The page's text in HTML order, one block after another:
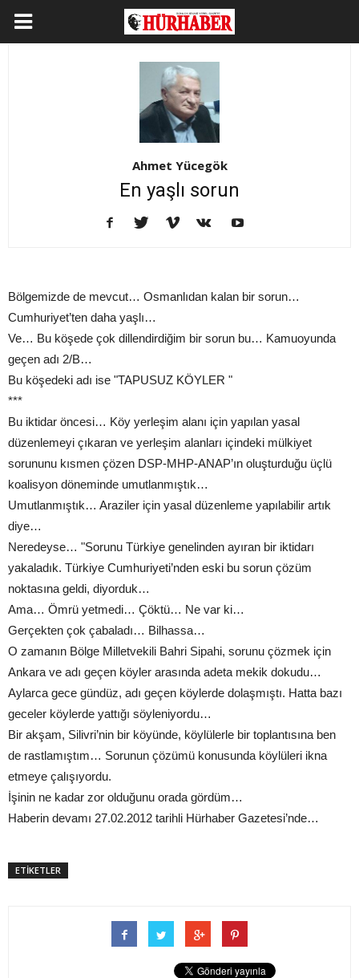
Ahmet Yücegök
En yaşlı sorun
Bölgemizde de mevcut… Osmanlıdan kalan bir sorun…
Cumhuriyet’ten daha yaşlı…
Ve… Bu köşede çok dillendirdiğim bir sorun bu… Kamuoyunda
geçen adı 2/B…
Bu köşedeki adı ise "TAPUSUZ KÖYLER "
***
Bu iktidar öncesi… Köy yerleşim alanı için yapılan yasal
düzenlemeyi çıkaran ve yerleşim alanları içindeki mülkiyet
sorununu kısmen çözen DSP-MHP-ANAP’ın oluşturduğu üçlü
koalisyon döneminde umutlanmıştık…
Umutlanmıştık… Araziler için yasal düzenleme yapılabilir artık
diye…
Neredeyse… "Sorunu Türkiye genelinden ayıran bir iktidarı
yakaladık. Türkiye Cumhuriyeti’nden eski bu sorun çözüm
noktasına geldi, diyorduk…
Ama… Ömrü yetmedi… Çöktü… Ne var ki…
Gerçekten çok çabaladı… Bilhassa…
O zamanın Bölge Milletvekili Bahri Sipahi, sorunu çözmek için
Ankara ve adı geçen köyler arasında adeta mekik dokudu…
Aylarca gece gündüz, adı geçen köylerde dolaşmıştı. Hatta bazı
geceler köylerde yattığı söyleniyordu…
Bir akşam, Silivri’nin bir köyünde, köylülerle bir toplantısına ben
de rastlamıştım… Sorunun çözümü konusunda köylüleri ikna
etmeye çalışıyordu.
İşinin ne kadar zor olduğunu orada gördüm…
Haberin devamı 27.02.2012 tarihli Hürhaber Gazetesi’nde…
ETİKETLER